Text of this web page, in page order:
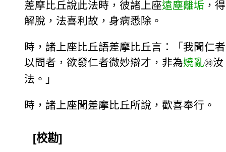
差摩比丘說此法時，彼諸上座遠塵離垢 ，得
解脫，法喜利故，身病悉除。
時，諸上座比丘語差摩比丘言：「我聞仁
以問者，欲發仁者微妙辯才，非為嬈亂⑳汝
法。」
時，諸上座聞差摩比丘所說，歡喜奉行。
[校勘]